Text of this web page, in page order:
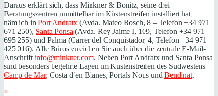
Daraus erklärt sich, dass Minkner & Bonitz, seine drei
Beratungszentren unmittelbar im Küstenstreifen installiert hat,
nämlich in Port Andratx (Avda. Mateo Bosch, 8 – Telefon +34 971
671 250), Santa Ponsa (Avda. Rey Jaime I, 109, Telefon +34 971
695 255) und Palma (Carrer del Conquistador, 4, Telefon +34 971
425 016). Alle Büros erreichen Sie auch über die zentrale E-Mail-
Anschrift info@minkner.com. Neben Port Andratx und Santa Ponsa
sind besonders begehrte Lagen im Küstenstreifen des Südwestens
Camp de Mar, Costa d`en Blanes, Portals Nous und Bendinat.
×